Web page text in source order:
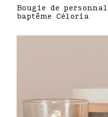
Bougie de
baptême Céloria